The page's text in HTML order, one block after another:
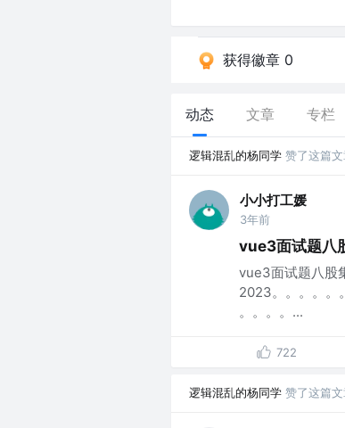
获得徽章 0
动态 文章 专栏
逻辑混乱的杨同学 赞了这篇文
小小打工媛
3年前
vue3面试题
vue3面试题八
2023。。。。。
。。。。...
722
逻辑混乱的杨同学 赞了这篇文